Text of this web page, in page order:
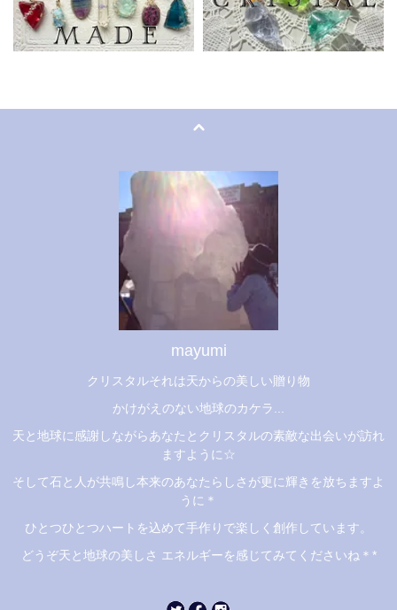
mayumi
クリスタルそれは天からの美しい贈り物
かけがえのない地球のカケラ...
天と地球に感謝しながらあなたとクリスタルの素敵な出会いが訪れ
ますように☆
そして石と人が共鳴し本来のあなたらしさが更に輝きを放ちますよ
うに＊
ひとつひとつハートを込めて手作りで楽しく創作しています。
どうぞ天と地球の美しさ エネルギーを感じてみてくださいね＊*